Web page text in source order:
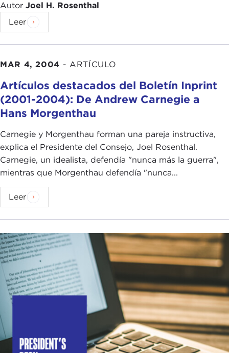
Autor Joel H. Rosenthal
Leer
MAR 4, 2004 - ARTÍCULO
Artículos destacados del Boletín Inprint
(2001-2004): De Andrew Carnegie a
Hans Morgenthau
Carnegie y Morgenthau forman una pareja instructiva,
explica el Presidente del Consejo, Joel Rosenthal.
Carnegie, un idealista, defendía "nunca más la guerra",
mientras que Morgenthau defendía "nunca...
Leer